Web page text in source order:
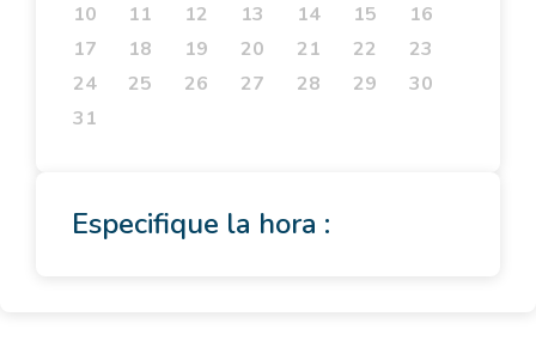
10
11 12 13 14 15
16
17
18 19 20 21 22
23
24
25 26 27 28 29
30
31
Especifique la hora :